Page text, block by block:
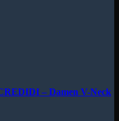
– Damen V-Neck